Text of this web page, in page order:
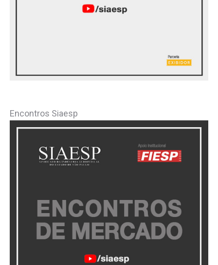
Encontros Siaesp